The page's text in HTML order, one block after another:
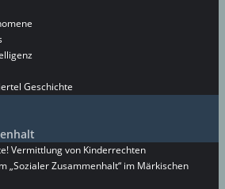
Geschichte
Vermittlung von Kinderrechten
„Sozialer Zusammenhalt“ im Märkischen